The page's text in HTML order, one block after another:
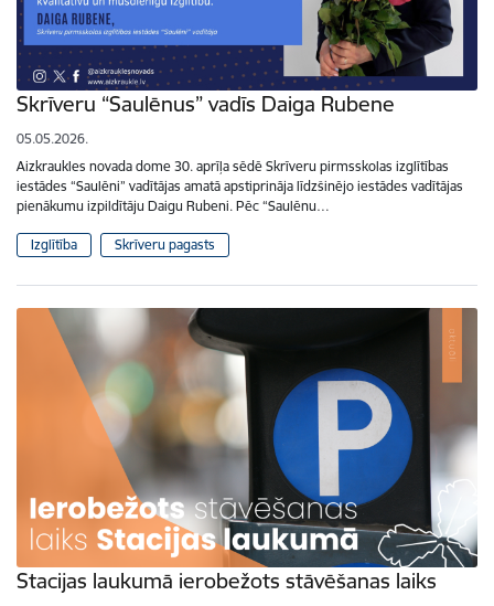
Skrīveru “Saulēnus” vadīs Daiga Rubene
05.05.2026.
Aizkraukles novada dome 30. aprīļa sēdē Skrīveru pirmsskolas izglītības
iestādes “Saulēni” vadītājas amatā apstiprināja līdzšinējo iestādes vadītājas
pienākumu izpildītāju Daigu Rubeni. Pēc “Saulēnu…
Izglītība Skrīveru pagasts
Stacijas laukumā ierobežots stāvēšanas laiks